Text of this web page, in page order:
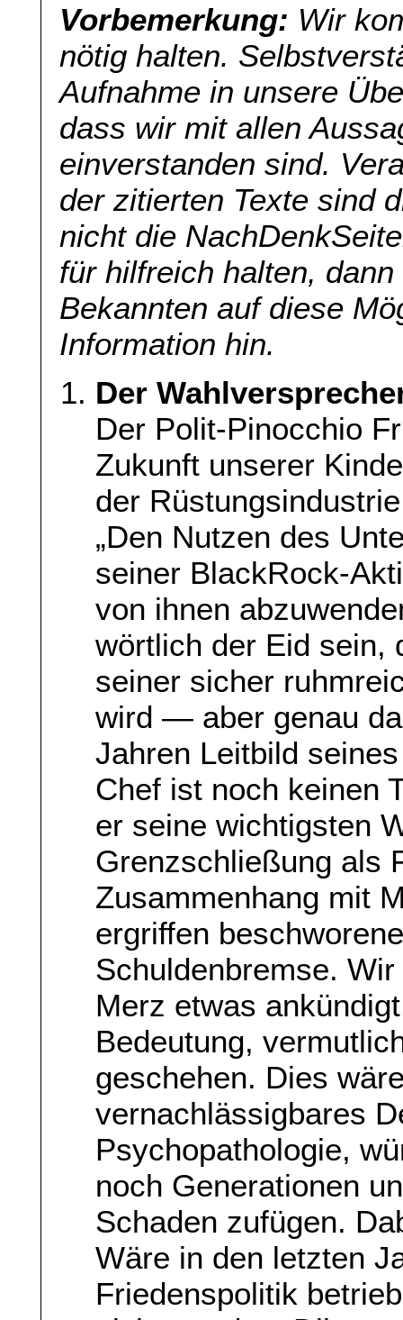
Vorbemerkung: Wir
nötig halten.
Aufnahme in unsere
dass wir mit allen
einverstanden sind.
der zitierten Texte sind
nicht die
für hilfreich halten,
Bekannten auf diese
Information hin.
Der
Der Polit-Pinocchio
Zukunft unserer
der
„Den Nutzen des
seiner BlackRock-
von ihnen
wörtlich der Eid sein,
seiner sicher
wird — aber genau
Jahren Leitbild
Chef ist noch keinen
er seine wichtigsten
Grenzschließung als
Zusammenhang mit
ergriffen
Schuldenbremse.
Merz etwas
Bedeutung,
geschehen. Dies
vernachlässigbares
Psychopathologie,
noch Generationen
Schaden zufügen.
Wäre in den letzten
Friedenspolitik